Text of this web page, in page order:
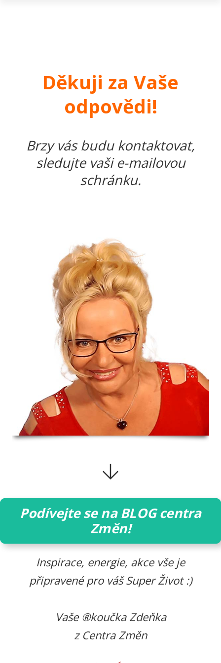
Děkuji za Vaše
odpovědi!
Brzy vás budu kontaktovat,
sledujte vaši e-mailovou
schránku.
Podívejte se na BLOG centra
Změn!
Inspirace, energie, akce vše je
připravené pro váš Super Život :)
Vaše ®koučka Zdeňka
z Centra Změn